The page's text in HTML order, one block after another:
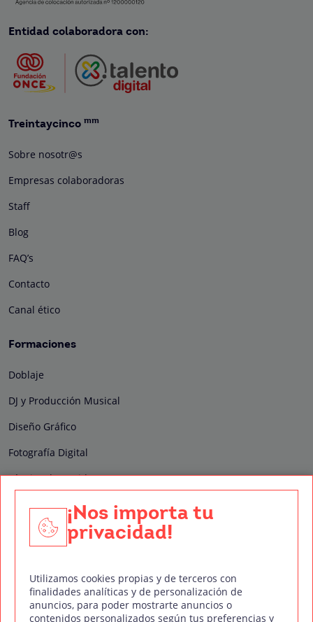
Entidad colaboradora con:
Treintaycinco mm
Sobre nosotr@s
Empresas colaboradoras
Staff
Blog
FAQ’s
Contacto
Canal ético
Formaciones
Doblaje
DJ y Producción Musical
Diseño Gráfico
Fotografía Digital
Técnico de Sonido
Edición y Postproducción de Vídeo
Nuestros sellos de calidad
¡Nos importa tu
privacidad!
Utilizamos cookies propias y de terceros con
finalidades analíticas y de personalización de
anuncios, para poder mostrarte anuncios o
contenidos personalizados según tus preferencias y